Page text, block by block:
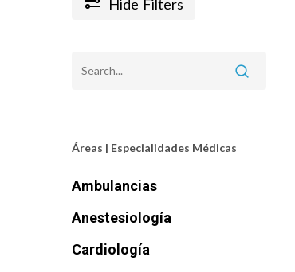
Hide Filters
Áreas | Especialidades Médicas
Ambulancias
Anestesiología
Cardiología